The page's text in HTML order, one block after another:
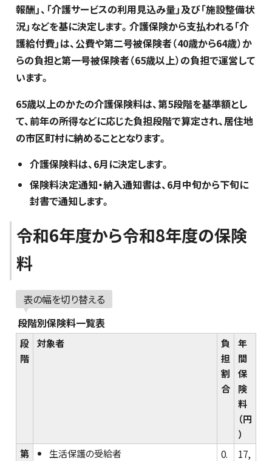
報酬」、「介護サービスの利用見込み量」及び「施設整備状
況」などを基に決定します。介護保険から支払われる「介
護給付費」は、公費や第二号被保険者（40歳から64歳）か
らの負担と第一号被保険者（65歳以上）の負担で運営して
います。
65歳以上のかたの介護保険料は、第5段階を基準額とし
て、前年の所得などに応じた負担段階で算定され、居住地
の市区町村に納めることとなります。
介護保険料は、6月に決定します。
保険料決定通知・納入通知書は、6月中旬から下旬に
封書で通知します。
令和6年度から令和8年度の保険
料
表の幅を切り替える
段階別保険料一覧表
段
階
対象者
負
担
割
合
年
間
保
険
料
（円
）
第
生活保護の受給者
0.
17,